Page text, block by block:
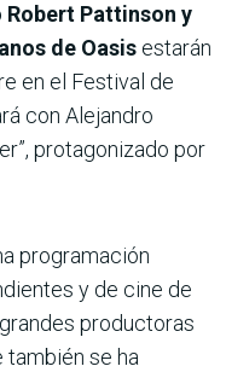
Pattinson y
de Oasis estarán
en el Festival de
con Alejandro
protagonizado por
programación
y de cine de
productoras
también se ha